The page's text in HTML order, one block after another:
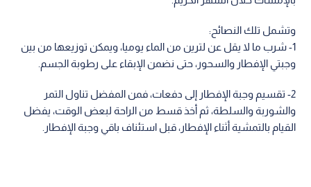
وتشمل تلك النصائح:
1- شرب ما لا يقل عن لترين من الماء يوميا، ويمكن توزيعها من بين
وجبتي الإفطار والسحور، حتى نضمن الإبقاء على رطوبة الجسم.
2- تقسيم وجبة الإفطار إلى دفعات، فمن المفضل تناول التمر
والشوربة والسلطة، ثم أخذ قسط من الراحة لبعض الوقت، يفضل
القيام بالتمشية أثناء الإفطار، قبل استئناف باقي وجبة الإفطار.